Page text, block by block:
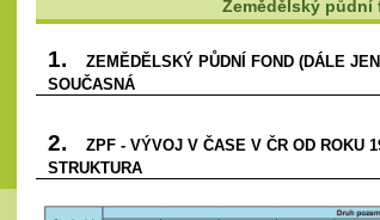
Zemědělský půdní
1. ZEMĚDĚLSKÝ PŮDNÍ FOND (DÁLE
SOUČASNÁ
2. ZPF - VÝVOJ V ČASE V ČR OD ROKU
STRUKTURA